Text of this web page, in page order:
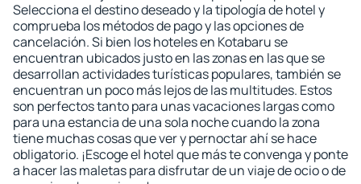
Selecciona el destino deseado y la tipología de hotel y
comprueba los métodos de pago y las opciones de
cancelación. Si bien los hoteles en Kotabaru se
encuentran ubicados justo en las zonas en las que se
desarrollan actividades turísticas populares, también se
encuentran un poco más lejos de las multitudes. Estos
son perfectos tanto para unas vacaciones largas como
para una estancia de una sola noche cuando la zona
tiene muchas cosas que ver y pernoctar ahí se hace
obligatorio. ¡Escoge el hotel que más te convenga y ponte
a hacer las maletas para disfrutar de un viaje de ocio o de